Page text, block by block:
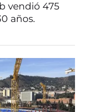
vendió 475
años.